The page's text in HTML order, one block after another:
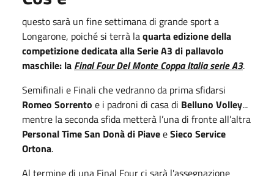
questo sarà un fine settimana di grande sport a
Longarone, poiché si terrà laquarta edizione della
competizione dedicata alla Serie A3 di pallavolo
maschile: la Final Four Del Monte Coppa Italia serie A3.
Semifinali e Finali che vedranno da prima sfidarsi
Romeo Sorrento e i padroni di casa di Belluno Volley...
mentre la seconda sfida metterà l’una di fronte all’altra
Personal Time San Donà di PiaveeSieco Service
Ortona.
Al termine di una Final Four ci sarà l'assegnazione